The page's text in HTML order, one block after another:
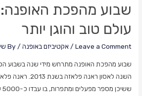
שבוע מהפכת
עולם טוב והוגן יותר
Leave a Comment
/ אקטיביזם באופנה / By
השנה לאסון ראנה